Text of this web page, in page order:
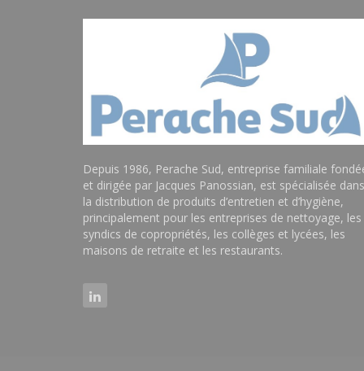
Depuis 1986, Perache Sud, entreprise familiale
et dirigée par Jacques Panossian, est spécialisée dans
la distribution de produits d’entretien et d’hygiène,
principalement pour les entreprises de nettoyage, les
syndics de copropriétés, les collèges et lycées, les
maisons de retraite et les restaurants.